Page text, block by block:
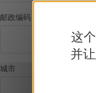
邮政编码
城市
这
并